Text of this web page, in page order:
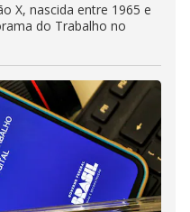
X, nascida entre 1965 e
do Trabalho no